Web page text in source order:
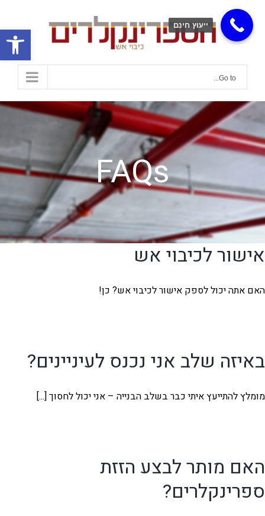
Go to...
FAQs
אישור לכיבוי אש
האם אתה יכול לספק אישור לכיבוי אש? כן!
באיזה שלב אני נכנס לעיניינים?
מומלץ להתייעץ איתי כבר בשלב הבנייה – אני יכול לחסוך [...]
האם מותר לבצע הזזת
ספרינקלרים?
ייעוץ חינם